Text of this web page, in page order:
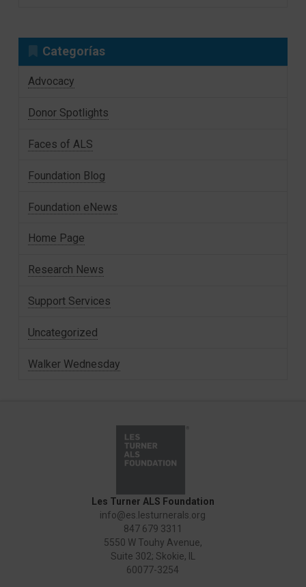
Categorías
Advocacy
Donor Spotlights
Faces of ALS
Foundation Blog
Foundation eNews
Home Page
Research News
Support Services
Uncategorized
Walker Wednesday
Les Turner ALS Foundation
info@es.lesturnerals.org
847 679 3311
5550 W Touhy Avenue,
Suite 302; Skokie, IL
60077-3254